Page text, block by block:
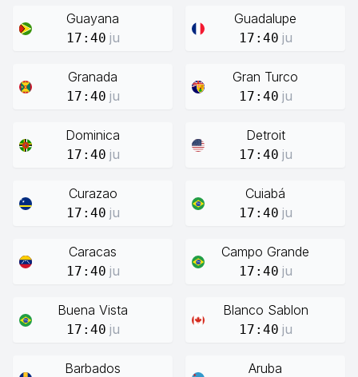
Guayana
17:40 ju
Guadalupe
17:40 ju
Granada
17:40 ju
Gran Turco
17:40 ju
Dominica
17:40 ju
Detroit
17:40 ju
Curazao
17:40 ju
Cuiabá
17:40 ju
Caracas
17:40 ju
Campo Grande
17:40 ju
Buena Vista
17:40 ju
Blanco Sablon
17:40 ju
Barbados Aruba